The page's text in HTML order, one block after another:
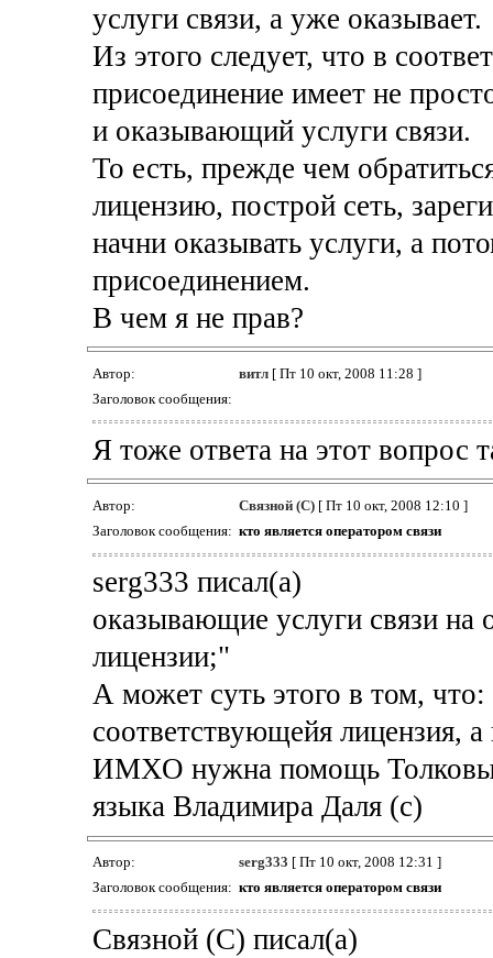
услуги связи, а уже оказывает.
Из этого следует, что в
присоединение имеет не
и оказывающий услуги связи.
То есть, прежде чем
лицензию, построй сеть,
начни оказывать услуги, а
присоединением.
В чем я не прав?
Автор: витл[ Пт 10 окт, 2008 11:28 ]
Заголовок сообщения:
Я тоже ответа на этот вопрос
Автор: Связной (С)[ Пт 10 окт, 2008 12:10 ]
Заголовок сообщения: кто является оператором связи
serg333 писал(а)
оказывающие услуги связи на
лицензии;"
А может суть этого в том, что:
соответствующейя лицензия,
ИМХО нужна помощь Толковый
языка Владимира Даля (с)
Автор: serg333 [ Пт 10 окт, 2008 12:31 ]
Заголовок сообщения: кто является оператором связи
Связной (С) писал(а)